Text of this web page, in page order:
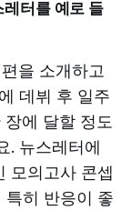
레터를 예로 들
을 소개하고
데뷔 후 일주
장에 달할 정도
. 뉴스레터에
모의고사 콘셉
특히 반응이 좋